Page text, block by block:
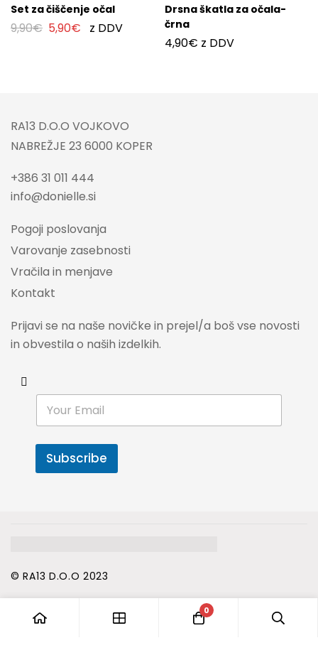
Set za čiščenje očal
9,90€ 5,90€ z DDV
Drsna škatla za očala-
črna
4,90€ z DDV
RA13 D.O.O VOJKOVO
NABREŽJE 23 6000 KOPER
+386 31 011 444
info@donielle.si
Pogoji poslovanja
Varovanje zasebnosti
Vračila in menjave
Kontakt
Prijavi se na naše novičke in prejel/a boš vse novosti
in obvestila o naših izdelkih.
E
a
i
*
Subscribe
© RA13 D.O.O 2023
0